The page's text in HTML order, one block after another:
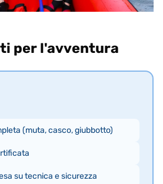
per l'avventura
(muta, casco, giubbotto)
su tecnica e sicurezza